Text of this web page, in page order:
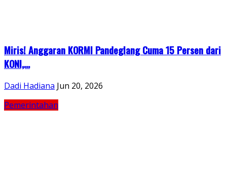
Miris! Anggaran KORMI Pandeglang Cuma 15 Persen dari
KONI,...
Dadi Hadiana Jun 20, 2026
Pemerintahan